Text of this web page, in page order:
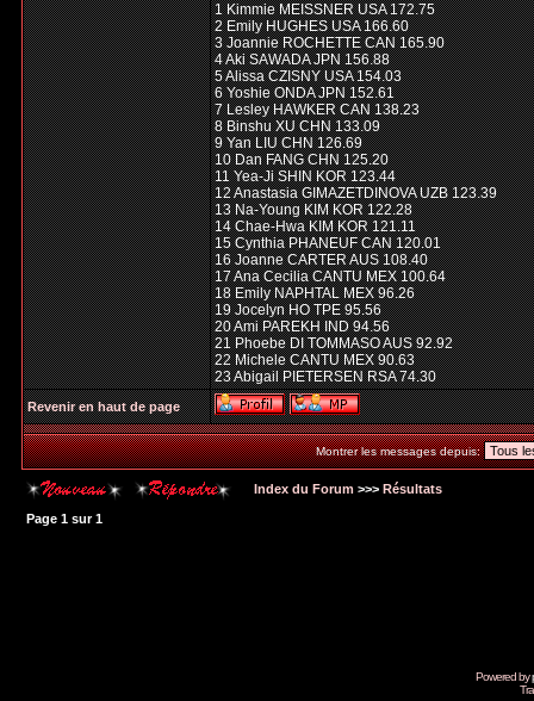
1 Kimmie MEISSNER USA 172.75
2 Emily HUGHES USA 166.60
3 Joannie ROCHETTE CAN 165.90
4 Aki SAWADA JPN 156.88
5 Alissa CZISNY USA 154.03
6 Yoshie ONDA JPN 152.61
7 Lesley HAWKER CAN 138.23
8 Binshu XU CHN 133.09
9 Yan LIU CHN 126.69
10 Dan FANG CHN 125.20
11 Yea-Ji SHIN KOR 123.44
12 Anastasia GIMAZETDINOVA UZB 123.39
13 Na-Young KIM KOR 122.28
14 Chae-Hwa KIM KOR 121.11
15 Cynthia PHANEUF CAN 120.01
16 Joanne CARTER AUS 108.40
17 Ana Cecilia CANTU MEX 100.64
18 Emily NAPHTAL MEX 96.26
19 Jocelyn HO TPE 95.56
20 Ami PAREKH IND 94.56
21 Phoebe DI TOMMASO AUS 92.92
22 Michele CANTU MEX 90.63
23 Abigail PIETERSEN RSA 74.30
Revenir en haut de page
Montrer les messages depuis:
Index du Forum >>> Résultats
Page 1 sur1
Powered by